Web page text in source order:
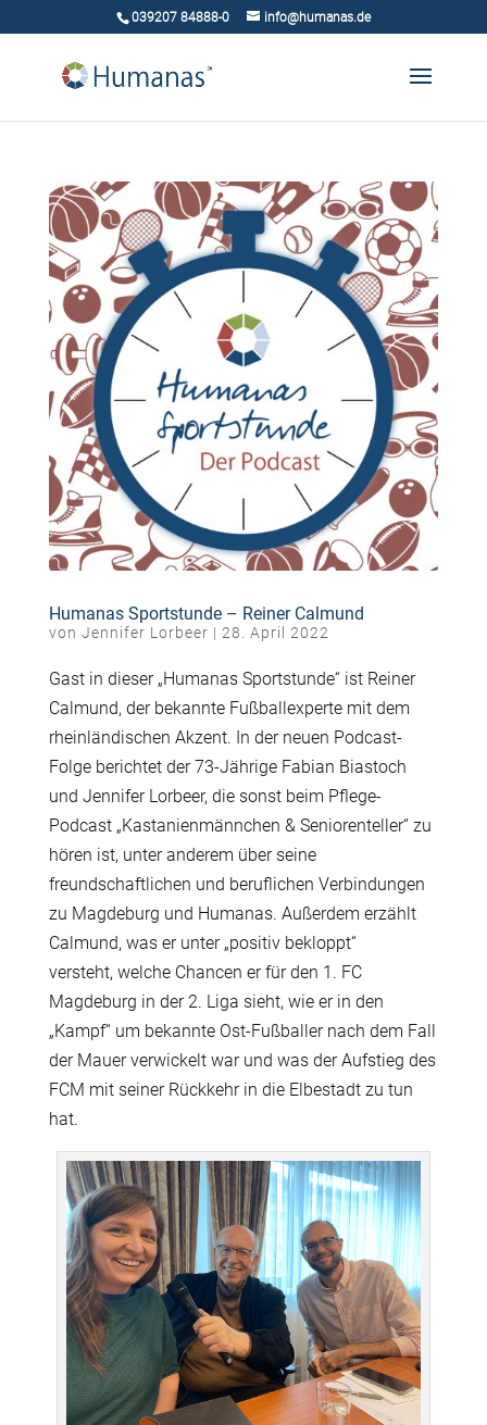
039207 84888-0 info@humanas.de
Humanas Sportstunde – Reiner Calmund
von Jennifer Lorbeer | 28. April 2022
Gast in dieser „Humanas Sportstunde“ ist Reiner
Calmund, der bekannte Fußballexperte mit dem
rheinländischen Akzent. In der neuen Podcast-
Folge berichtet der 73-Jährige Fabian Biastoch
und Jennifer Lorbeer, die sonst beim Pflege-
Podcast „Kastanienmännchen & Seniorenteller“ zu
hören ist, unter anderem über seine
freundschaftlichen und beruflichen Verbindungen
zu Magdeburg und Humanas. Außerdem erzählt
Calmund, was er unter „positiv bekloppt“
versteht, welche Chancen er für den 1. FC
Magdeburg in der 2. Liga sieht, wie er in den
„Kampf“ um bekannte Ost-Fußballer nach dem Fall
der Mauer verwickelt war und was der Aufstieg des
FCM mit seiner Rückkehr in die Elbestadt zu tun
hat.